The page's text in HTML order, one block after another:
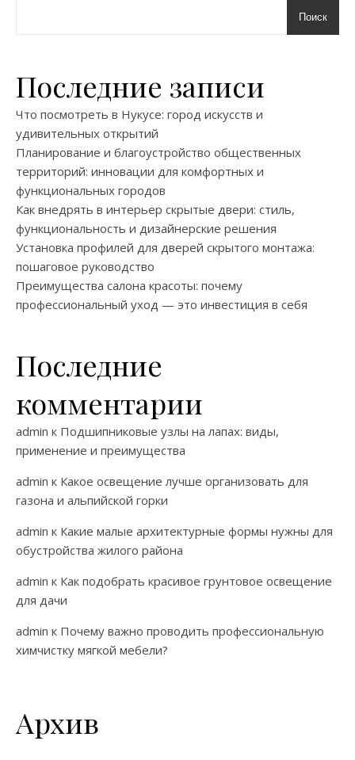
Поиск
Последние записи
Что посмотреть в Нукусе: город искусств и
удивительных открытий
Планирование и благоустройство общественных
территорий: инновации для комфортных и
функциональных городов
Как внедрять в интерьер скрытые двери: стиль,
функциональность и дизайнерские решения
Установка профилей для дверей скрытого монтажа:
пошаговое руководство
Преимущества салона красоты: почему
профессиональный уход — это инвестиция в себя
Последние
комментарии
admin к Подшипниковые узлы на лапах: виды,
применение и преимущества
admin к Какое освещение лучше организовать для
газона и альпийской горки
admin к Какие малые архитектурные формы нужны для
обустройства жилого района
admin к Как подобрать красивое грунтовое освещение
для дачи
admin к Почему важно проводить профессиональную
химчистку мягкой мебели?
Архив